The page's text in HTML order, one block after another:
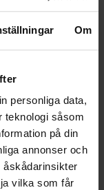
Om
personliga data,
teknologi såsom
på din
annonser och
åskådarinsikter
vilka som får